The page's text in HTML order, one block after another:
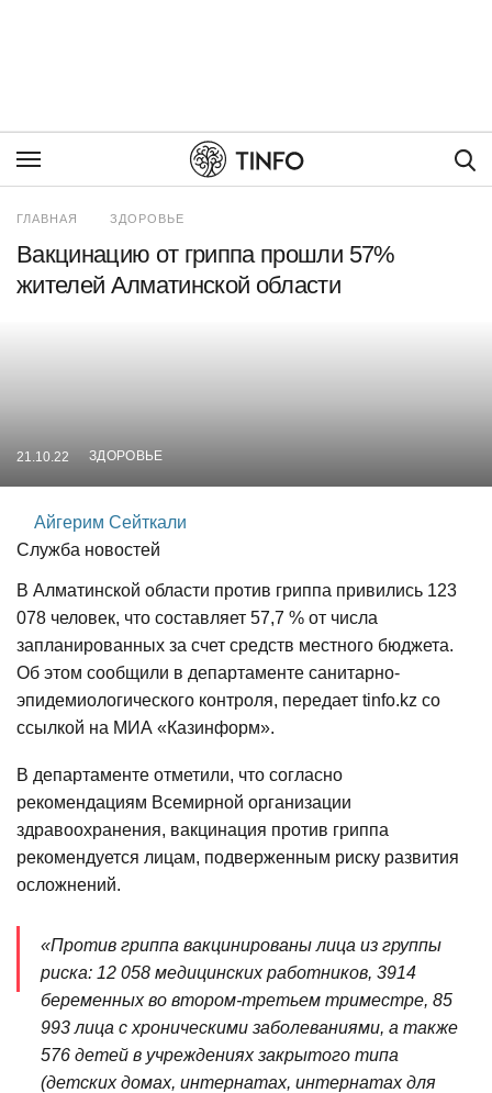
ГЛАВНАЯ ЗДОРОВЬЕ
Вакцинацию от гриппа прошли 57%
жителей Алматинской области
21.10.22 ЗДОРОВЬЕ
Айгерим Сейткали
Служба новостей
В Алматинской области против гриппа привились 123
078 человек, что составляет 57,7 % от числа
запланированных за счет средств местного бюджета.
Об этом сообщили в департаменте санитарно-
эпидемиологического контроля, передает tinfo.kz со
ссылкой на МИА «Казинформ».
В департаменте отметили, что согласно
рекомендациям Всемирной организации
здравоохранения, вакцинация против гриппа
рекомендуется лицам, подверженным риску развития
осложнений.
«Против гриппа вакцинированы лица из группы
риска: 12 058 медицинских работников, 3914
беременных во втором-третьем триместре, 85
993 лица с хроническими заболеваниями, а также
576 детей в учреждениях закрытого типа
(детских домах, интернатах, интернатах для